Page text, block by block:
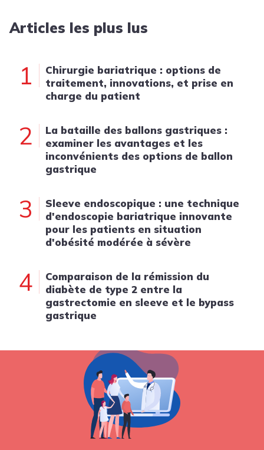
Articles les plus lus
1
Chirurgie bariatrique : options de
traitement, innovations, et prise en
charge du patient
2
La bataille des ballons gastriques :
examiner les avantages et les
inconvénients des options de ballon
gastrique
3
Sleeve endoscopique : une technique
d'endoscopie bariatrique innovante
pour les patients en situation
d'obésité modérée à sévère
4
Comparaison de la rémission du
diabète de type 2 entre la
gastrectomie en sleeve et le bypass
gastrique